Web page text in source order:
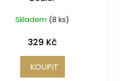
Skladem (8 ks)
329 Kč
KOUPIT